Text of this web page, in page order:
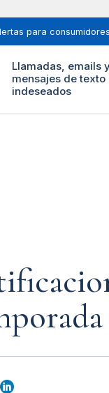
para consumidores
Llamadas, emails
mensajes de texto
indeseados